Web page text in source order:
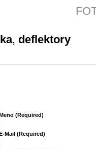
, deflektory
(required)
Mail (required)